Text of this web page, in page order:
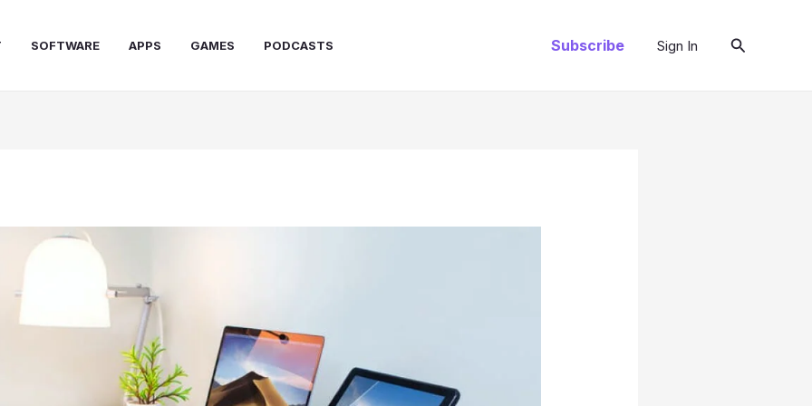
SOFTWARE APPS GAMES PODCASTS Subscribe Sign In Search